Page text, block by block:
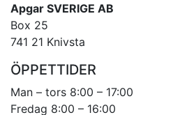
Apgar SVERIGE AB
Box 25
741 21 Knivsta
ÖPPETTIDER
Man – tors 8:00 – 17:00
Fredag 8:00 – 16:00